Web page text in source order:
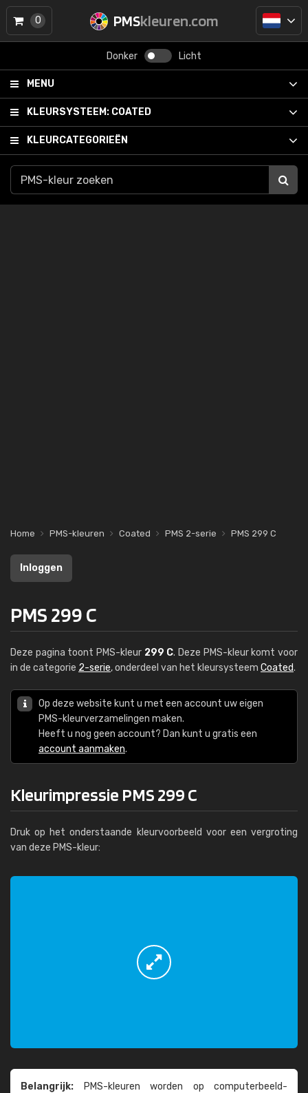
PMSkleuren.com
Donker Licht
MENU
KLEURSYSTEEM: COATED
KLEURCATEGORIEËN
0
Home PMS-kleuren Coated PMS 2-serie PMS 299 C
Inloggen
PMS 299 C
Deze pagina toont PMS-kleur 299 C. Deze PMS-kleur komt voor
in de categorie 2-serie, onderdeel van het kleursysteem Coated.
Op deze website kunt u met een account uw eigen
PMS-kleurverzamelingen maken.
Heeft u nog geen account? Dan kunt u gratis een
account aanmaken.
Kleurimpressie PMS 299 C
Druk op het onderstaande kleurvoorbeeld voor een vergroting
van deze PMS-kleur:
Belangrijk: PMS-kleuren worden op computer­beeld­